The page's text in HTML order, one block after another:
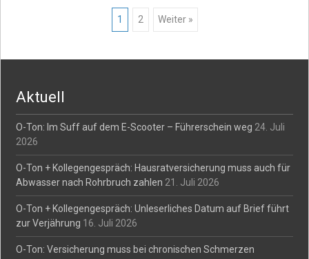
navigation
1 2 Weiter »
Aktuell
O-Ton: Im Suff auf dem E-Scooter – Führerschein weg 24. Juli
2026
O-Ton + Kollegengespräch: Hausratversicherung muss auch für
Abwasser nach Rohrbruch zahlen 21. Juli 2026
O-Ton + Kollegengespräch: Unleserliches Datum auf Brief führt
zur Verjährung 16. Juli 2026
O-Ton: Versicherung muss bei chronischen Schmerzen